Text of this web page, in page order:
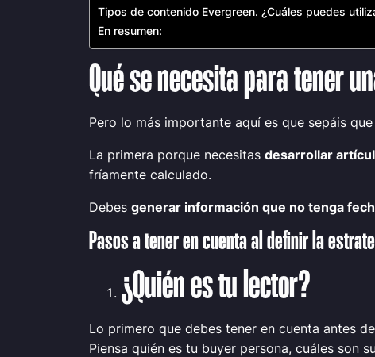
Tipos de contenido Evergreen. ¿Cuáles puedes
En resumen:
Qué se necesita para tener
Pero lo más importante aquí es que sepáis
La primera porque necesitas desarrollar
fríamente calculado.
Debes generar información que no tenga
Pasos a tener en cuenta al definir la
¿Quién es tu lector?
Lo primero que debes tener en cuenta antes
Piensa quién es tu buyer persona, cuáles son